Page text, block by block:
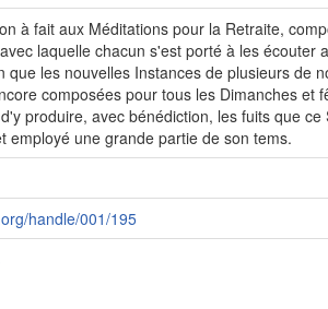
à fait aux Méditations pour la Retraite,
laquelle chacun s'est porté à les
que les nouvelles Instances de plusieurs de
composées pour tous les Dimanches
produire, avec bénédiction, les fuits que
employé une grande partie de son tems.
handle/001/195